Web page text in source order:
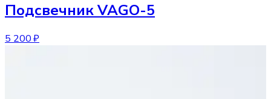
ПодсвечникVAGO-5
5 200 ₽